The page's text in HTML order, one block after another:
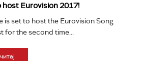
host Eurovision 2017!
is set to host the Eurovision Song
for the second time...